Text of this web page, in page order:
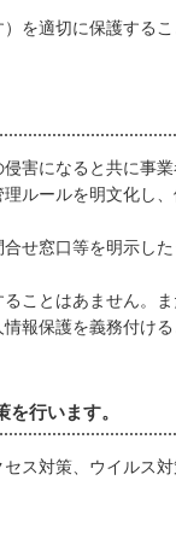
を適切に保護する
害になると共に事
ルールを明文化し
せ窓口等を明示し
ことはあません。
報保護を義務付け
行います。
ス対策、ウイルス対